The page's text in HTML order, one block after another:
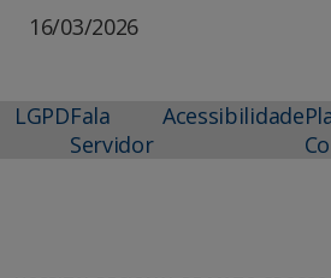
16/03/2026
LGPDFala
Servidor
Acessibilidade